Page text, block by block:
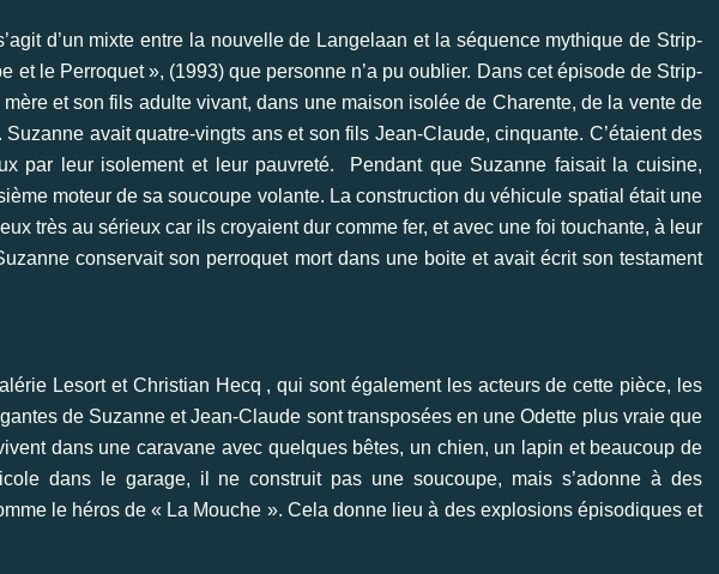
d’un mixte entre la nouvelle de Langelaan et la séquence mythique de Strip-
et le Perroquet », (1993) que personne n’a pu oublier. Dans cet épisode de Strip-
mère et son fils adulte vivant, dans une maison isolée de Charente, de la vente de
Suzanne avait quatre-vingts ans et son fils Jean-Claude, cinquante. C’étaient des
par leur isolement et leur pauvreté. Pendant que Suzanne faisait la cuisine,
moteur de sa soucoupe volante. La construction du véhicule spatial était une
très au sérieux car ils croyaient dur comme fer, et avec une foi touchante, à leur
conservait son perroquet mort dans une boite et avait écrit son testament
Lesort et Christian Hecq , qui sont également les acteurs de cette pièce, les
de Suzanne et Jean-Claude sont transposées en une Odette plus vraie que
dans une caravane avec quelques bêtes, un chien, un lapin et beaucoup de
dans le garage, il ne construit pas une soucoupe, mais s’adonne à des
le héros de « La Mouche ». Cela donne lieu à des explosions épisodiques et